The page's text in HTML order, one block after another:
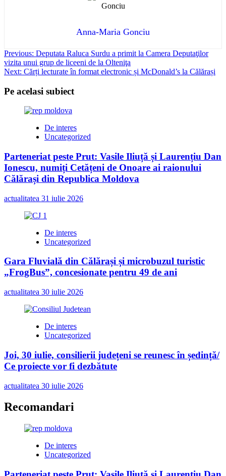
Anna-Maria Gonciu
Post
navigation
Previous: Deputata Raluca Surdu a primit la Camera Deputaţilor
vizita unui grup de liceeni de la Olteniţa
Next: Cărți lecturate în format electronic și McDonald’s la Călărași
Pe acelasi subiect
De interes
Uncategorized
Parteneriat peste Prut: Vasile Iliuță și Laurențiu Dan
Ionescu, numiți Cetățeni de Onoare ai raionului
Călărași din Republica Moldova
actualitatea 31 iulie 2026
De interes
Uncategorized
Gara Fluvială din Călărași și microbuzul turistic
„FrogBus”, concesionate pentru 49 de ani
actualitatea 30 iulie 2026
De interes
Uncategorized
Joi, 30 iulie, consilierii județeni se reunesc în ședință/
Ce proiecte vor fi dezbătute
actualitatea 30 iulie 2026
Recomandari
De interes
Uncategorized